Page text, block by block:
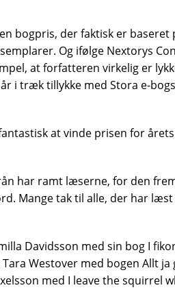
bogpris, der faktisk er
Og ifølge Nextorys
at forfatteren virkelig er
i træk tillykke med Stora e-
at vinde prisen for
har ramt læserne, for den
Mange tak til alle, der har
Davidsson med sin bog I
Westover med bogen Allt ja
med I leave the squirrel